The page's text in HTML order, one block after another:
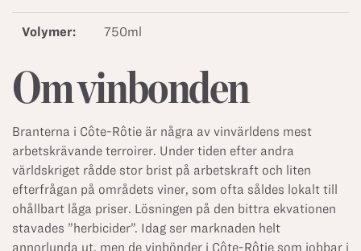
Volymer: 750ml
Om vinbonden
Branterna i Côte-Rôtie är några av vinvärldens mest
arbetskrävande terroirer. Under tiden efter andra
världskriget rådde stor brist på arbetskraft och liten
efterfrågan på områdets viner, som ofta såldes lokalt till
ohållbart låga priser. Lösningen på den bittra ekvationen
stavades ”herbicider”. Idag ser marknaden helt
annorlunda ut, men de vinbönder i Côte-Rôtie som jobbar i